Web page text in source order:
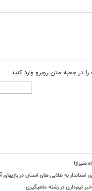
در جعبه متن روبرو وارد کنید
شیراز!
استاندار به طلایی های استان در بازیهای
تیم‌داری در رشته ماهیگیری